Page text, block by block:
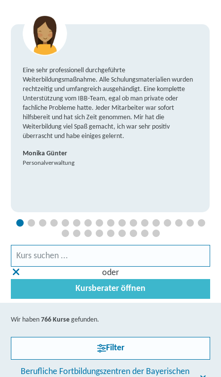
Eine sehr professionell durchgeführte
Weiterbildungsmaßnahme. Alle Schulungsmaterialien wurden
rechtzeitig und umfangreich ausgehändigt. Eine komplette
Unterstützung vom IBB-Team, egal ob man private oder
fachliche Probleme hatte. Jeder Mitarbeiter war sofort
hilfsbereit und hat sich Zeit genommen. Mir hat die
Weiterbildung viel Spaß gemacht, ich war sehr positiv
überrascht und habe einiges gelernt.
Monika Günter
Personalverwaltung
oder
Kursberater öffnen
Wir haben766 Kurse gefunden.
Filter
Berufliche Fortbildungszentren der Bayerischen